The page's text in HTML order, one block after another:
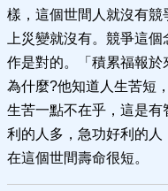
樣，這個世間人就沒有
上災變就沒有。競爭這
作是對的。「積累福報於
為什麼?他知道人生苦短
生苦一點不在乎，這是
利的人多，急功好利的人
在這個世間壽命很短。